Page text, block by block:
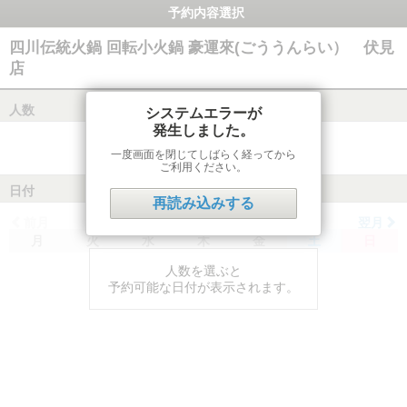
予約内容選択
四川伝統火鍋 回転小火鍋 豪運來(ごううんらい） 伏見
店
人数
日付
火 水 木 金 土
人数を選ぶと
予約可能な日付が表示されます。
システムエラーが
発生しました。
一度画面を閉じてしばらく経ってから
ご利用ください。
再読み込みする